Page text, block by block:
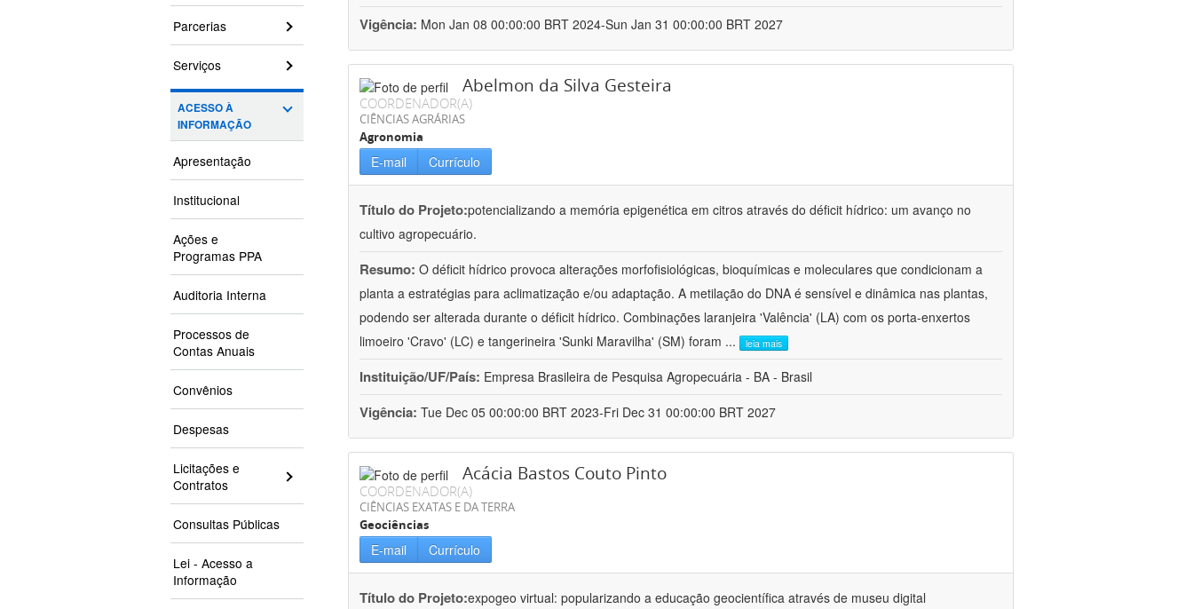
Parcerias
Serviços
ACESSO À
INFORMAÇÃO
Apresentação
Institucional
Ações e
Programas PPA
Auditoria Interna
Processos de
Contas Anuais
Convênios
Despesas
Licitações e
Contratos
Consultas Públicas
Lei - Acesso a
Informação
Vigência: Mon Jan 08 00:00:00 BRT 2024-Sun Jan 31 00:00:00 BRT 2027
Abelmon da Silva Gesteira
COORDENADOR(A)
CIÊNCIAS AGRÁRIAS
Agronomia
E-mail Currículo
Título do Projeto:potencializando a memória epigenética em citros através do déficit hídrico: um avanço no
cultivo agropecuário.
Resumo: O déficit hídrico provoca alterações morfofisiológicas, bioquímicas e moleculares que condicionam a
planta a estratégias para aclimatização e/ou adaptação. A metilação do DNA é sensível e dinâmica nas plantas,
podendo ser alterada durante o déficit hídrico. Combinações laranjeira 'Valência' (LA) com os porta-enxertos
limoeiro 'Cravo' (LC) e tangerineira 'Sunki Maravilha' (SM) foram ... leia mais
Instituição/UF/País: Empresa Brasileira de Pesquisa Agropecuária - BA - Brasil
Vigência: Tue Dec 05 00:00:00 BRT 2023-Fri Dec 31 00:00:00 BRT 2027
Acácia Bastos Couto Pinto
COORDENADOR(A)
CIÊNCIAS EXATAS E DA TERRA
Geociências
E-mail Currículo
Título do Projeto:expogeo virtual: popularizando a educação geocientífica através de museu digital